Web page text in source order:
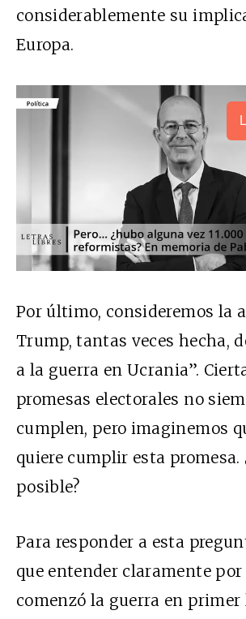
considerablemente su
Europa.
Por último, consideremos la
Trump, tantas veces hecha,
a la guerra en Ucrania”.
promesas electorales no
cumplen, pero imaginemos
quiere cumplir esta promesa.
posible?
Para responder a esta
que entender claramente
comenzó la guerra en primer